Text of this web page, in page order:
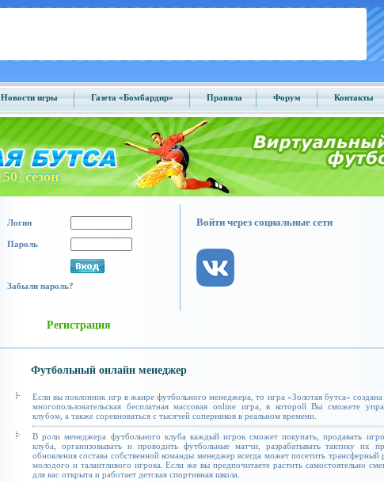
Новости игры Газета «Бомбардир» Правила Форум Контакты
50 сезон
Логин
Пароль
Забыли пароль?
Войти через социальные сети
Регистрация
Футбольный онлайн менеджер
Если вы поклонник игр в жанре футбольного менеджера, то игра «Золотая бутса»
многопользовательская бесплатная массовая online игра, в которой Вы сможете
клубом, а также соревноваться с тысячей соперников в реальном времени.
В роли менеджера футбольного клуба каждый игрок сможет покупать, продавать
клуба, организовывать и проводить футбольные матчи, разрабатывать тактику их
обновления состава собственной команды менеджер всегда может посетить
молодого и талантливого игрока. Если же вы предпочитаете растить самостоятельно
для вас открыта и работает детская спортивная школа.